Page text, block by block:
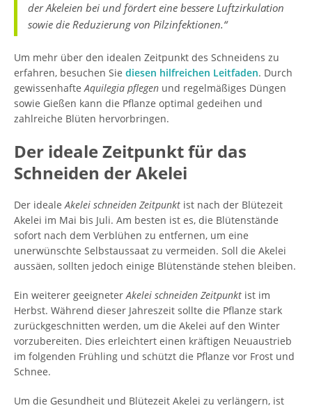
der Akeleien bei und fördert eine bessere Luftzirkulation
sowie die Reduzierung von Pilzinfektionen.“
Um mehr über den idealen Zeitpunkt des Schneidens zu
erfahren, besuchen Sie diesen hilfreichen Leitfaden. Durch
gewissenhafteAquilegia pflegen und regelmäßiges Düngen
sowie Gießen kann die Pflanze optimal gedeihen und
zahlreiche Blüten hervorbringen.
Der ideale Zeitpunkt für das
Schneiden der Akelei
Der idealeAkelei schneiden Zeitpunkt ist nach der Blütezeit
Akelei im Mai bis Juli. Am besten ist es, die Blütenstände
sofort nach dem Verblühen zu entfernen, um eine
unerwünschte Selbstaussaat zu vermeiden. Soll die Akelei
aussäen, sollten jedoch einige Blütenstände stehen bleiben.
Ein weiterer geeigneterAkelei schneiden Zeitpunkt ist im
Herbst. Während dieser Jahreszeit sollte die Pflanze stark
zurückgeschnitten werden, um die Akelei auf den Winter
vorzubereiten. Dies erleichtert einen kräftigen Neuaustrieb
im folgenden Frühling und schützt die Pflanze vor Frost und
Schnee.
Um die Gesundheit und Blütezeit Akelei zu verlängern, ist